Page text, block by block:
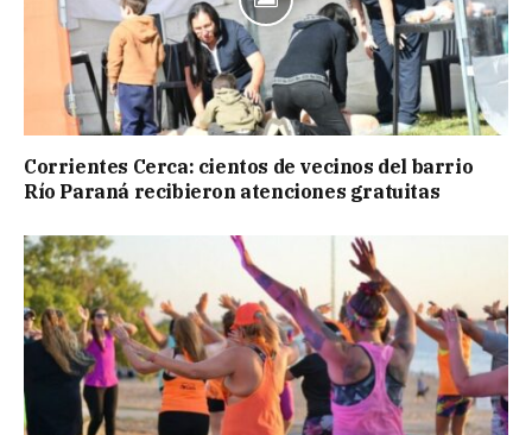
Corrientes Cerca: cientos de vecinos del barrio
Río Paraná recibieron atenciones gratuitas